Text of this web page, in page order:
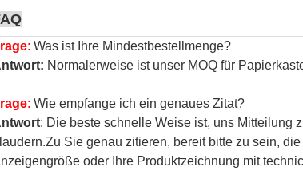
: Was ist Ihre Mindestbestellmenge?
Normalerweise ist unser MOQ für
: Wie empfange ich ein genaues Zitat?
: Die beste schnelle Weise ist, uns Mitteilung
.Zu Sie genau zitieren, bereit bitte zu sein,
oder Ihre Produktzeichnung mit techni